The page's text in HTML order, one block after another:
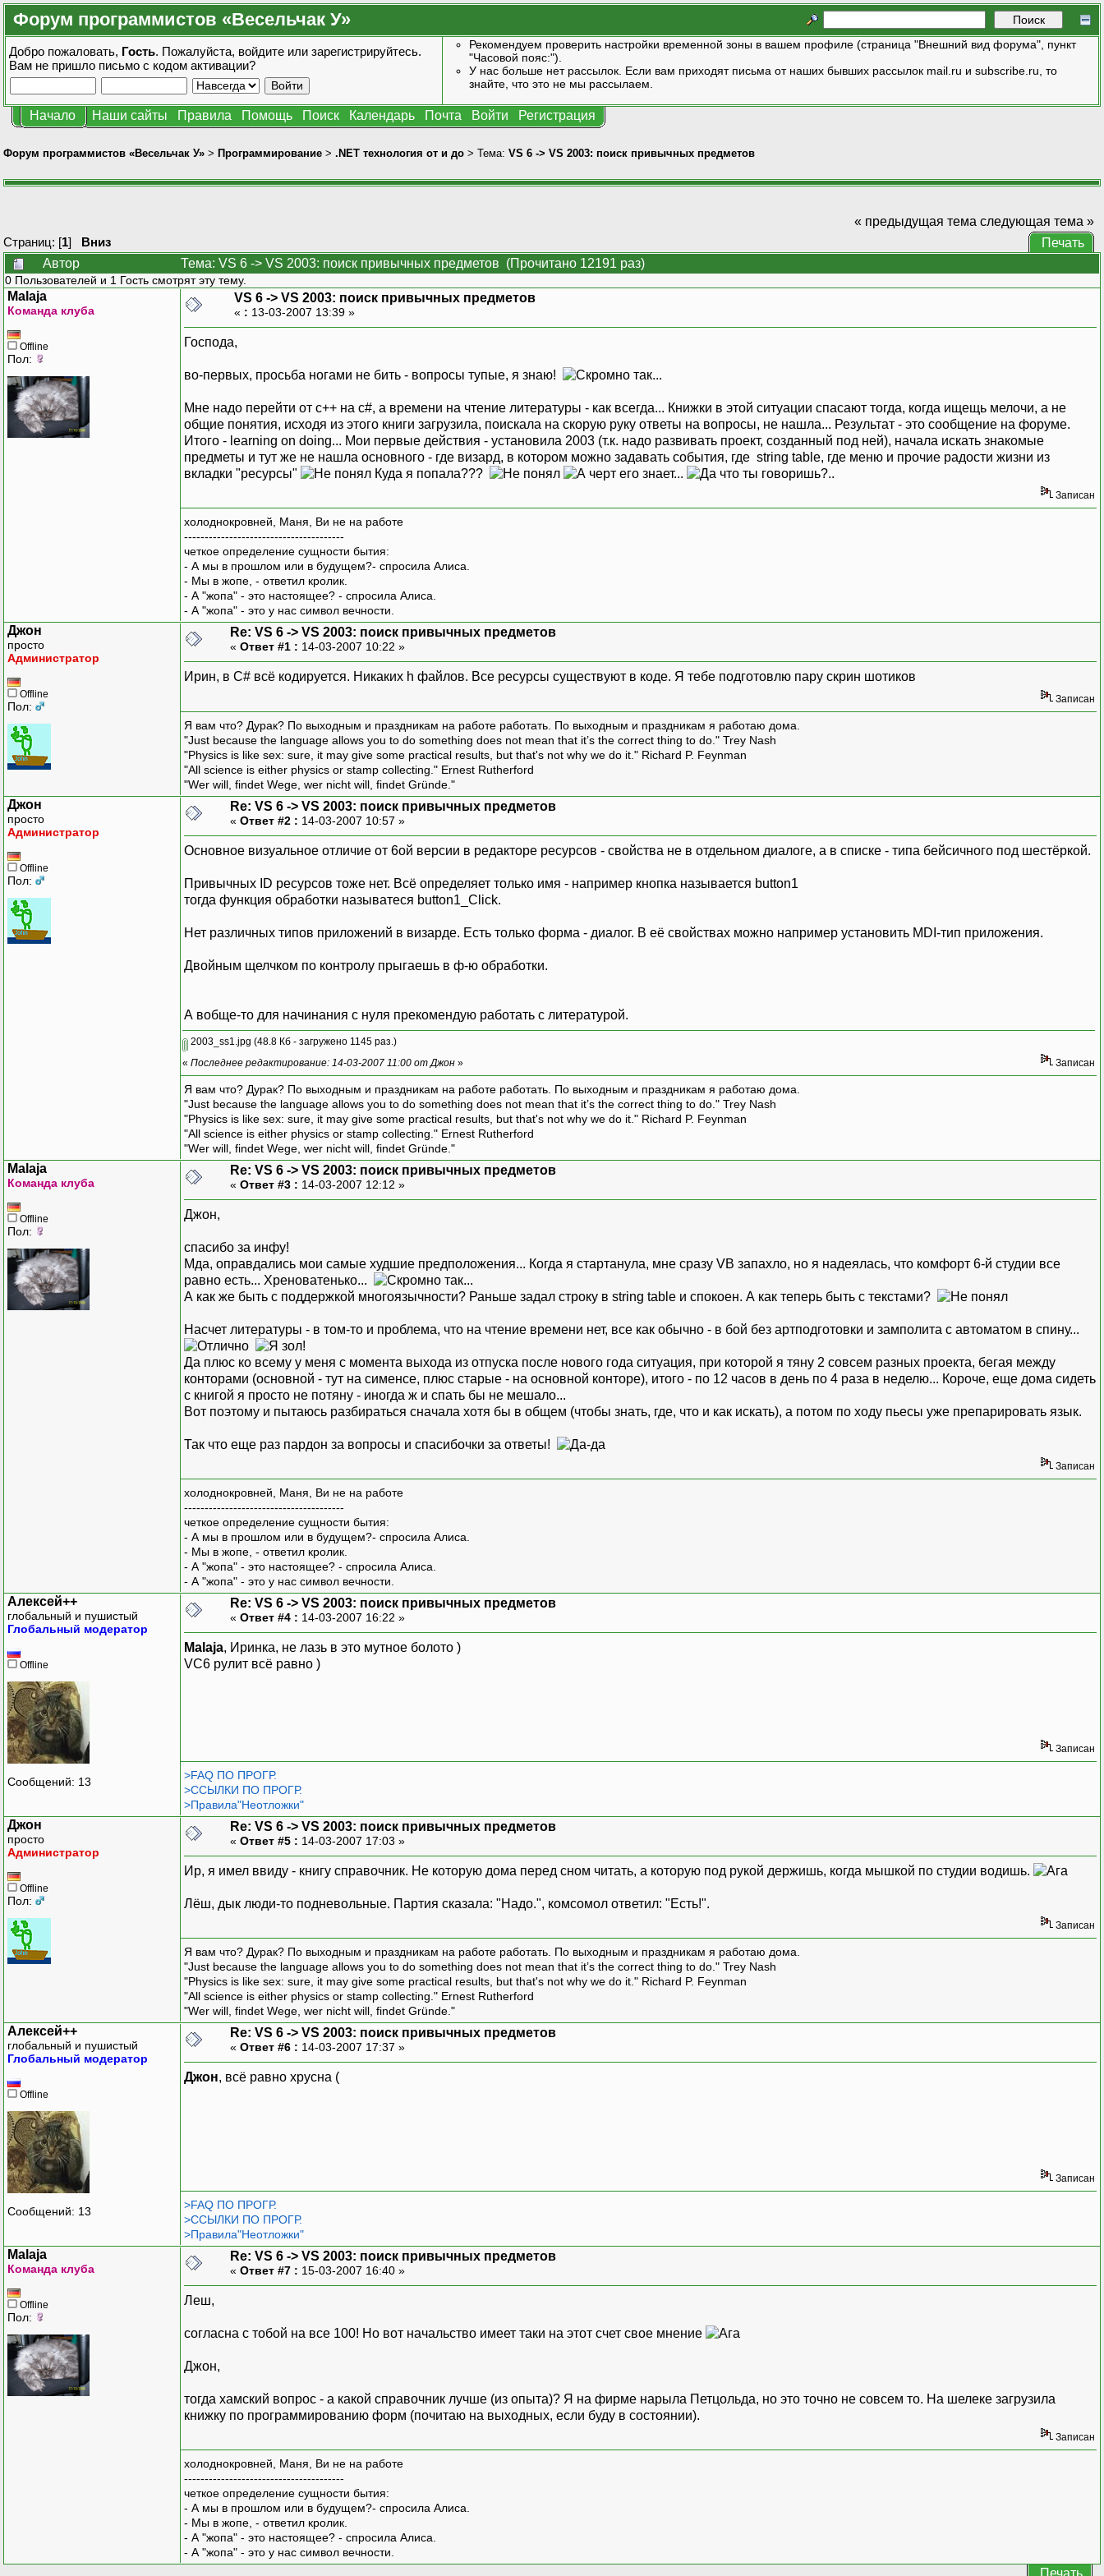
Форум программистов «Весельчак У»
Добро пожаловать, Гость. Пожалуйста, войдите или зарегистрируйтесь.
Вам не пришло письмо с кодом активации?
Рекомендуем проверить настройки временной зоны в вашем профиле (страница "Внешний вид форума", пункт
"Часовой пояс:").
У нас больше нет рассылок. Если вам приходят письма от наших бывших рассылок mail.ru и subscribe.ru, то
знайте, что это не мы рассылаем.
Начало Наши сайты Правила Помощь Поиск Календарь Почта Войти Регистрация
Форум программистов «Весельчак У» > Программирование > .NET технология от и до > Тема: VS 6 -> VS 2003: поиск привычных предметов
Страниц: [1] Вниз
« предыдущая тема следующая тема »
Печать
Автор
Тема: VS 6 -> VS 2003: поиск привычных предметов (Прочитано 12191 раз)
0 Пользователей и 1 Гость смотрят эту тему.
Malaja
Команда клуба
Offline
Пол:
VS 6 -> VS 2003: поиск привычных предметов
« : 13-03-2007 13:39 »
Господа,
во-первых, просьба ногами не бить - вопросы тупые, я знаю!
Мне надо перейти от c++ на c#, а времени на чтение литературы - как всегда... Книжки в этой ситуации спасают тогда, когда ищещь мелочи, а не
общие понятия, исходя из этого книги загрузила, поискала на скорую руку ответы на вопросы, не нашла... Результат - это сообщение на форуме.
Итого - learning on doing... Мои первые действия - установила 2003 (т.к. надо развивать проект, созданный под ней), начала искать знакомые
предметы и тут же не нашла основного - где визард, в котором можно задавать события, где string table, где меню и прочие радости жизни из
вкладки "ресурсы"
Куда я попала???
Записан
холоднокровней, Маня, Ви не на работе
---------------------------------------
четкое определение сущности бытия:
- А мы в прошлом или в будущем?- спросила Алиса.
- Мы в жопе, - ответил кролик.
- А "жопа" - это настоящее? - спросила Алиса.
- А "жопа" - это у нас символ вечности.
Джон
просто
Администратор
Offline
Пол:
Re: VS 6 -> VS 2003: поиск привычных предметов
« Ответ #1 : 14-03-2007 10:22 »
Ирин, в С# всё кодируется. Никаких h файлов. Все ресурсы существуют в коде. Я тебе подготовлю пару скрин шотиков
Записан
Я вам что? Дурак? По выходным и праздникам на работе работать. По выходным и праздникам я работаю дома.
"Just because the language allows you to do something does not mean that it’s the correct thing to do." Trey Nash
"Physics is like sex: sure, it may give some practical results, but that's not why we do it." Richard P. Feynman
"All science is either physics or stamp collecting." Ernest Rutherford
"Wer will, findet Wege, wer nicht will, findet Gründe."
Джон
просто
Администратор
Offline
Пол:
Re: VS 6 -> VS 2003: поиск привычных предметов
« Ответ #2 : 14-03-2007 10:57 »
Основное визуальное отличие от 6ой версии в редакторе ресурсов - свойства не в отдельном диалоге, а в списке - типа бейсичного под шестёркой.
Привычных ID ресурсов тоже нет. Всё определяет только имя - например кнопка называется button1
тогда функция обработки называтеся button1_Click.
Нет различных типов приложений в визарде. Есть только форма - диалог. В её свойствах можно например установить MDI-тип приложения.
Двойным щелчком по контролу прыгаешь в ф-ю обработки.
А вобще-то для начинания с нуля прекомендую работать с литературой.
2003_ss1.jpg (48.8 Кб - загружено 1145 раз.)
« Последнее редактирование: 14-03-2007 11:00 от Джон » Записан
Я вам что? Дурак? По выходным и праздникам на работе работать. По выходным и праздникам я работаю дома.
"Just because the language allows you to do something does not mean that it’s the correct thing to do." Trey Nash
"Physics is like sex: sure, it may give some practical results, but that's not why we do it." Richard P. Feynman
"All science is either physics or stamp collecting." Ernest Rutherford
"Wer will, findet Wege, wer nicht will, findet Gründe."
Malaja
Команда клуба
Offline
Пол:
Re: VS 6 -> VS 2003: поиск привычных предметов
« Ответ #3 : 14-03-2007 12:12 »
Джон,
спасибо за инфу!
Мда, оправдались мои самые худшие предположения... Когда я стартанула, мне сразу VB запахло, но я надеялась, что комфорт 6-й студии все
равно есть... Хреноватенько...
А как же быть с поддержкой многоязычности? Раньше задал строку в string table и спокоен. А как теперь быть с текстами?
Насчет литературы - в том-то и проблема, что на чтение времени нет, все как обычно - в бой без артподготовки и замполита с автоматом в спину...
Да плюс ко всему у меня с момента выхода из отпуска после нового года ситуация, при которой я тяну 2 совсем разных проекта, бегая между
конторами (основной - тут на сименсе, плюс старые - на основной конторе), итого - по 12 часов в день по 4 раза в неделю... Короче, еще дома сидеть
с книгой я просто не потяну - иногда ж и спать бы не мешало...
Вот поэтому и пытаюсь разбираться сначала хотя бы в общем (чтобы знать, где, что и как искать), а потом по ходу пьесы уже препарировать язык.
Так что еще раз пардон за вопросы и спасибочки за ответы!
Записан
холоднокровней, Маня, Ви не на работе
---------------------------------------
четкое определение сущности бытия:
- А мы в прошлом или в будущем?- спросила Алиса.
- Мы в жопе, - ответил кролик.
- А "жопа" - это настоящее? - спросила Алиса.
- А "жопа" - это у нас символ вечности.
Алексей++
глобальный и пушистый
Глобальный модератор
Offline
Сообщений: 13
Re: VS 6 -> VS 2003: поиск привычных предметов
« Ответ #4 : 14-03-2007 16:22 »
Malaja, Иринка, не лазь в это мутное болото )
VC6 рулит всё равно )
Записан
>FAQ ПО ПРОГР.
>ССЫЛКИ ПО ПРОГР.
>Правила"Неотложки"
Джон
просто
Администратор
Offline
Пол:
Re: VS 6 -> VS 2003: поиск привычных предметов
« Ответ #5 : 14-03-2007 17:03 »
Ир, я имел ввиду - книгу справочник. Не которую дома перед сном читать, а которую под рукой держишь, когда мышкой по студии водишь.
Лёш, дык люди-то подневольные. Партия сказала: "Надо.", комсомол ответил: "Есть!".
Записан
Я вам что? Дурак? По выходным и праздникам на работе работать. По выходным и праздникам я работаю дома.
"Just because the language allows you to do something does not mean that it’s the correct thing to do." Trey Nash
"Physics is like sex: sure, it may give some practical results, but that's not why we do it." Richard P. Feynman
"All science is either physics or stamp collecting." Ernest Rutherford
"Wer will, findet Wege, wer nicht will, findet Gründe."
Алексей++
глобальный и пушистый
Глобальный модератор
Offline
Сообщений: 13
Re: VS 6 -> VS 2003: поиск привычных предметов
« Ответ #6 : 14-03-2007 17:37 »
Джон, всё равно хрусна (
Записан
>FAQ ПО ПРОГР.
>ССЫЛКИ ПО ПРОГР.
>Правила"Неотложки"
Malaja
Команда клуба
Offline
Пол:
Re: VS 6 -> VS 2003: поиск привычных предметов
« Ответ #7 : 15-03-2007 16:40 »
Леш,
согласна с тобой на все 100! Но вот начальство имеет таки на этот счет свое мнение
Джон,
тогда хамский вопрос - а какой справочник лучше (из опыта)? Я на фирме нарыла Петцольда, но это точно не совсем то. На шелеке загрузила
книжку по программированию форм (почитаю на выходных, если буду в состоянии).
Записан
холоднокровней, Маня, Ви не на работе
---------------------------------------
четкое определение сущности бытия:
- А мы в прошлом или в будущем?- спросила Алиса.
- Мы в жопе, - ответил кролик.
- А "жопа" - это настоящее? - спросила Алиса.
- А "жопа" - это у нас символ вечности.
Печать